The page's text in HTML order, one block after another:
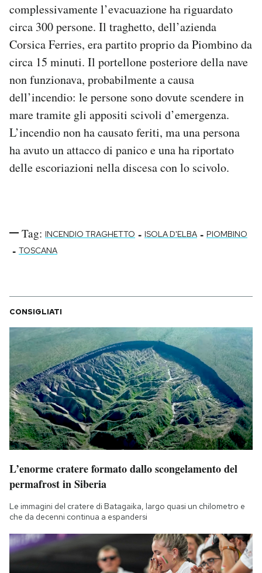
Area Personale
Newsletter
Notifiche mobile
Regala il Post
Hai bisogno di aiuto?
complessivamente l’evacuazione ha riguardato
circa 300 persone. Il traghetto, dell’azienda
Corsica Ferries, era partito proprio da Piombino da
circa 15 minuti. Il portellone posteriore della nave
non funzionava, probabilmente a causa
dell’incendio: le persone sono dovute scendere in
mare tramite gli appositi scivoli d’emergenza.
L’incendio non ha causato feriti, ma una persona
ha avuto un attacco di panico e una ha riportato
delle escoriazioni nella discesa con lo scivolo.
Tag: INCENDIO TRAGHETTO - ISOLA D'ELBA - PIOMBINO
- TOSCANA
CONSIGLIATI
L’enorme cratere formato dallo scongelamento del
permafrost in Siberia
Le immagini del cratere di Batagaika, largo quasi un chilometro e
che da decenni continua a espandersi